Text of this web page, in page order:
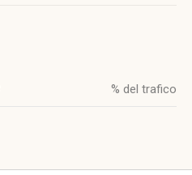
% del trafico